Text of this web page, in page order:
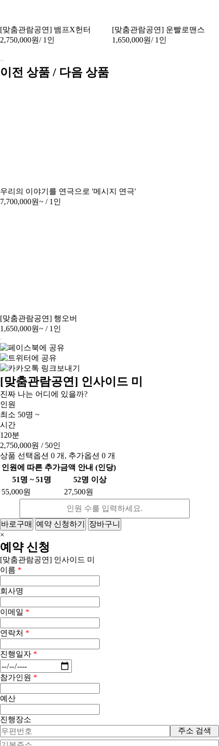
[맞춤관람공연] 뱀프X헌터
2,750,000원/ 1인
[맞춤관람공연] 운빨로맨스
1,650,000원/ 1인
이전 상품 / 다음 상품
우리의 이야기를 연극으로 '메시지 연극'
7,700,000원~ / 1인
[맞춤관람공연] 행오버
1,650,000원~ / 1인
[맞춤관람공연] 인사이드 미
진짜 나는 어디에 있을까?
인원
최소 50명 ~
시간
120분
2,750,000원 / 50인
상품 선택옵션 0 개, 추가옵션 0 개
인원에 따른 추가금액 안내 (인당)
51명 ~ 51명
52명 이상
55,000원
27,500원
바로구매 예약 신청하기
장바구니
×
예약 신청
[맞춤관람공연] 인사이드 미
이름 *
회사명
이메일 *
연락처 *
진행일자 *
참가인원 *
예산
진행장소
주소 검색